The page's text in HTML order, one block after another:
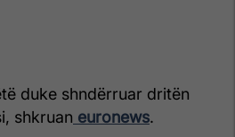
duke shndërruar dritën
shkruan euronews.